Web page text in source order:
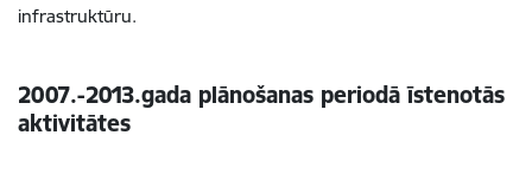
infrastruktūru.
2007.-2013.gada plānošanas periodā īstenotās
aktivitātes